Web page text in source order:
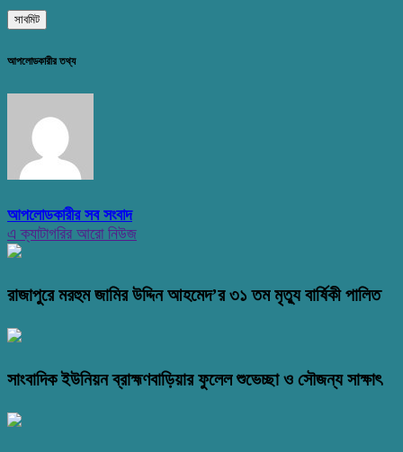
আপলোডকারীর তথ্য
আপলোডকারীর সব সংবাদ
এ ক্যাটাগরির আরো নিউজ
রাজাপুরে মরহুম জামির উদ্দিন আহমেদ’র ৩১ তম মৃত্যু বার্ষিকী পালিত
সাংবাদিক ইউনিয়ন ব্রাহ্মণবাড়িয়ার ফুলেল শুভেচ্ছা ও সৌজন্য সাক্ষাৎ